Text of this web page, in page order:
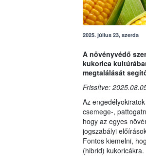
2025. július 23, szerda
A növényvédő
kukorica
megtalálását
Frissítve:
Az
csemege-,
hogy az egyes
jogszabályi
Fontos kiemelni,
(hibrid) kukoricákra.